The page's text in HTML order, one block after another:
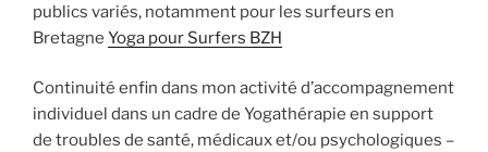
publics variés, notamment pour les surfeurs en
Bretagne Yoga pour Surfers BZH
Continuité enfin dans mon activité d’accompagnement
individuel dans un cadre de Yogathérapie en support
de troubles de santé, médicaux et/ou psychologiques –